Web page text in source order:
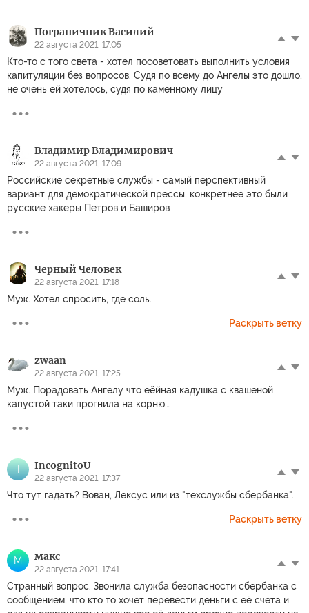
Пограничник Василий
22 августа 2021, 17:05
Кто-то с того света - хотел посоветовать выполнить условия
капитуляции без вопросов. Судя по всему до Ангелы это дошло,
не очень ей хотелось, судя по каменному лицу
Владимир Владимирович
22 августа 2021, 17:09
Российские секретные службы - самый перспективный
вариант для демократической прессы, конкретнее это были
русские хакеры Петров и Баширов
Черный Человек
22 августа 2021, 17:18
Муж. Хотел спросить, где соль.
Раскрыть ветку
zwaan
22 августа 2021, 17:25
Муж. Порадовать Ангелу что еёйная кадушка с квашеной
капустой таки прогнила на корню…
I IncognitoU
22 августа 2021, 17:37
Что тут гадать? Вован, Лексус или из "техслужбы сбербанка".
Раскрыть ветку
М макс
22 августа 2021, 17:41
Странный вопрос. Звонила служба безопасности сбербанка с
сообщением, что кто то хочет перевести деньги с её счета и